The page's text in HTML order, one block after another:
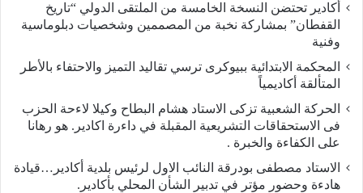
أكادير تحتضن النسخة الخامسة من الملتقى الدولي “تاريخ
القفطان” بمشاركة نخبة من المصممين وشخصيات دبلوماسية
وفنية
المحكمة الابتدائية ببيوكرى ترسي تقاليد التميز والاحتفاء بالأطر
المتألقة أكاديمياً
الحركة الشعبية تزكى الاستاد هشام البطاح وكيلا لاءحة الحزب
فى الاستحقاقات التشريعية المقبلة في داءرة اكادير. هو رهانا
على الكفاءة والخبرة .
الاستاد مصطفى بودرقة النائب الاول لرئيس بلدية أكادير…قيادة
هادءة وحضور مؤتر في تدبير الشأن المحلي بأكادير.